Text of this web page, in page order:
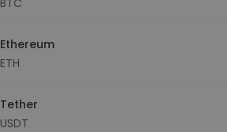
Ethereum
ETH
Tether
USDT